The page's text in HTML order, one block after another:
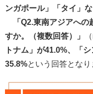
ンガポール」「タイ」
「Q2.東南アジアへ
すか。（複数回答）」
トナム」が41.0%、「
35.8%という回答となり